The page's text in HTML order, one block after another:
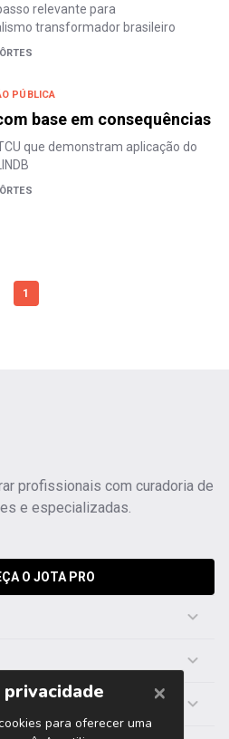
relevante para
transformador brasileiro
PÚBLICA
base em consequências
que demonstram aplicação do
1
profissionais com curadoria de
e especializadas.
O JOTA PRO